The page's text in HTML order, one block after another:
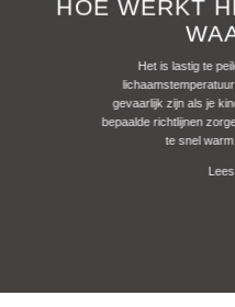
HOE WERKT
Het is lastig te
gevaarlijk zijn als je
bepaalde richtlijnen
te snel